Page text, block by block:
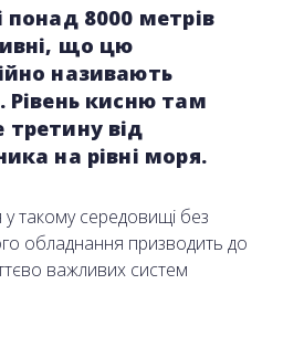
8000 метрів
що цю
називають
Рівень кисню там
від
на рівні моря.
такому середовищі без
обладнання призводить до
важливих систем